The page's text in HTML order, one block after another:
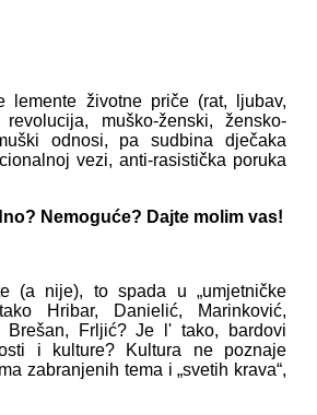
lemente životne priče (rat, ljubav,
muško-ženski, žensko-
odnosi, pa sudbina dječaka
vezi, anti-rasistička poruka
Nemoguće? Dajte molim vas!
(a nije), to spada u „umjetničke
Hribar, Danielić, Marinković,
Brešan, Frljić? Je l' tako, bardovi
i kulture? Kultura ne poznaje
zabranjenih tema i „svetih krava“,